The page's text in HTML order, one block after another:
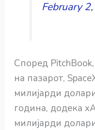
February
Според
на пазарот,
милијарди
година, додека
милијарди